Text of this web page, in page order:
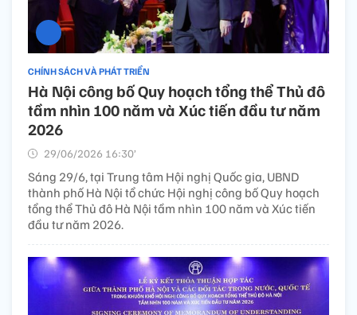
CHÍNH SÁCH VÀ PHÁT TRIỂN
Hà Nội công bố Quy hoạch tổng thể Thủ đô
tầm nhìn 100 năm và Xúc tiến đầu tư năm
2026
29/06/2026 16:30’
Sáng 29/6, tại Trung tâm Hội nghị Quốc gia, UBND
thành phố Hà Nội tổ chức Hội nghị công bố Quy hoạch
tổng thể Thủ đô Hà Nội tầm nhìn 100 năm và Xúc tiến
đầu tư năm 2026.